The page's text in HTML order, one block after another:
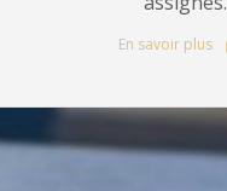
En savoir plus